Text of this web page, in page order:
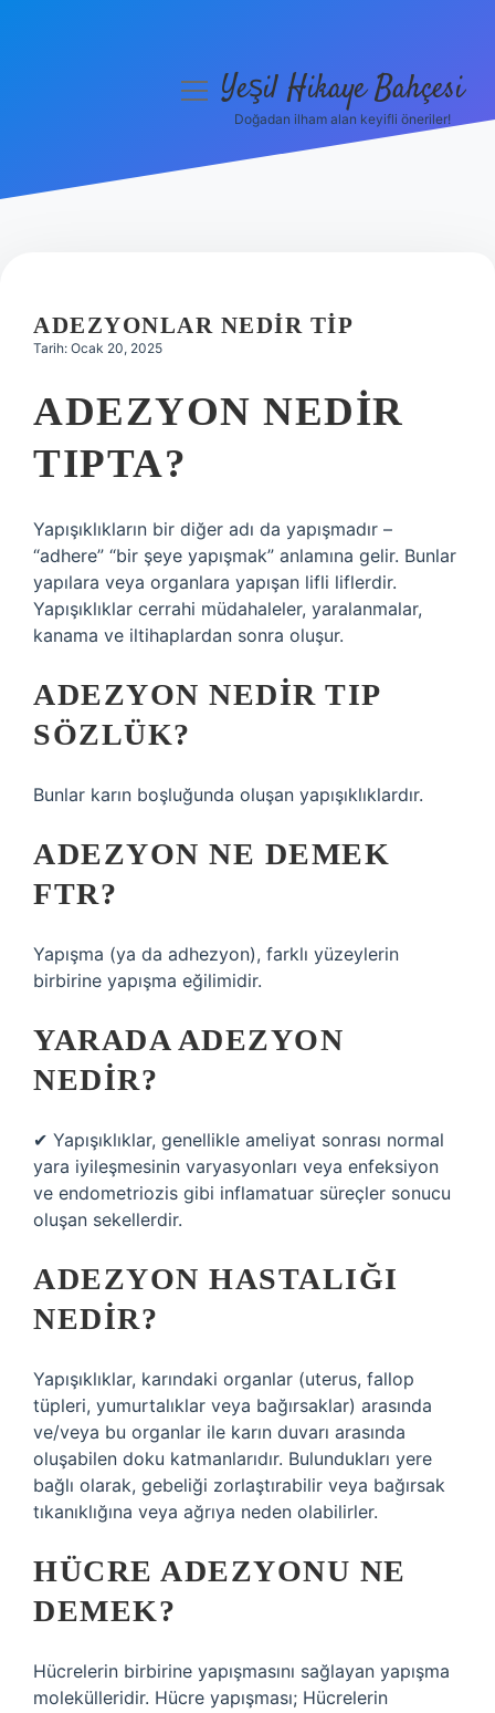
Hakkımızda
menüyüYeşil Hikaye Bahçesi
Doğadan ilham alan keyifli öneriler!
ADEZYONLAR NEDIR TIP
Tarih: Ocak 20, 2025
ADEZYON NEDIR
TIPTA?
Yapışıklıkların bir diğer adı da yapışmadır –
“adhere” “bir şeye yapışmak” anlamına gelir. Bunlar
yapılara veya organlara yapışan lifli liflerdir.
Yapışıklıklar cerrahi müdahaleler, yaralanmalar,
kanama ve iltihaplardan sonra oluşur.
ADEZYON NEDIR TIP
SÖZLÜK?
Bunlar karın boşluğunda oluşan yapışıklıklardır.
ADEZYON NE DEMEK
FTR?
Yapışma (ya da adhezyon), farklı yüzeylerin
birbirine yapışma eğilimidir.
YARADA ADEZYON
NEDIR?
✔ Yapışıklıklar, genellikle ameliyat sonrası normal
yara iyileşmesinin varyasyonları veya enfeksiyon
ve endometriozis gibi inflamatuar süreçler sonucu
oluşan sekellerdir.
ADEZYON HASTALIĞI
NEDIR?
Yapışıklıklar, karındaki organlar (uterus, fallop
tüpleri, yumurtalıklar veya bağırsaklar) arasında
ve/veya bu organlar ile karın duvarı arasında
oluşabilen doku katmanlarıdır. Bulundukları yere
bağlı olarak, gebeliği zorlaştırabilir veya bağırsak
tıkanıklığına veya ağrıya neden olabilirler.
HÜCRE ADEZYONU NE
DEMEK?
Hücrelerin birbirine yapışmasını sağlayan yapışma
molekülleridir. Hücre yapışması; Hücrelerin